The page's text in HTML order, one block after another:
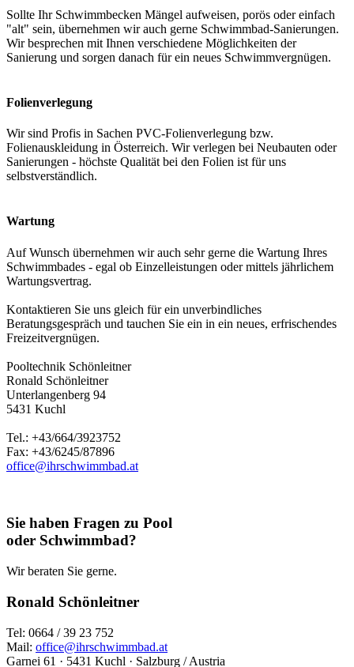
Sollte Ihr Schwimmbecken Mängel aufweisen, porös oder einfach
"alt" sein, übernehmen wir auch gerne Schwimmbad-Sanierungen.
Wir besprechen mit Ihnen verschiedene Möglichkeiten der
Sanierung und sorgen danach für ein neues Schwimmvergnügen.
Folienverlegung
Wir sind Profis in Sachen PVC-Folienverlegung bzw.
Folienauskleidung in Österreich. Wir verlegen bei Neubauten oder
Sanierungen - höchste Qualität bei den Folien ist für uns
selbstverständlich.
Wartung
Auf Wunsch übernehmen wir auch sehr gerne die Wartung Ihres
Schwimmbades - egal ob Einzelleistungen oder mittels jährlichem
Wartungsvertrag.
Kontaktieren Sie uns gleich für ein unverbindliches
Beratungsgespräch und tauchen Sie ein in ein neues, erfrischendes
Freizeitvergnügen.
Pooltechnik Schönleitner
Ronald Schönleitner
Unterlangenberg 94
5431 Kuchl
Tel.: +43/664/3923752
Fax: +43/6245/87896
office@ihrschwimmbad.at
Sie haben Fragen zu Pool
oder Schwimmbad?
Wir beraten Sie gerne.
Ronald Schönleitner
Tel: 0664 / 39 23 752
Mail: office@ihrschwimmbad.at
Garnei 61 · 5431 Kuchl · Salzburg / Austria